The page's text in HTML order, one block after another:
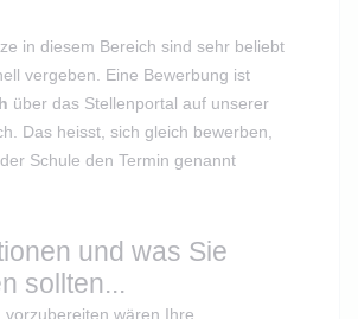
in diesem Bereich sind sehr beliebt
vergeben. Eine Bewerbung ist
über das Stellenportal auf unserer
Das heisst, sich gleich bewerben,
Schule den Termin genannt
und was Sie
sollten...
vorzubereiten wären Ihre